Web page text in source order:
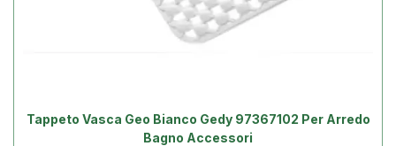
Tappeto Vasca Geo Bianco Gedy 97367102 Per Arredo
Bagno Accessori